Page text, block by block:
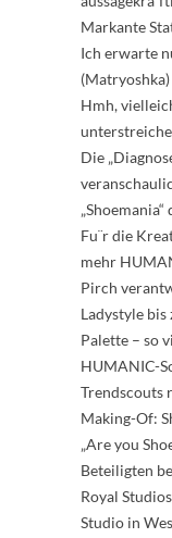
Markante
Ich erwarte
Hmh,
Die
Fu¨r die
mehr
Pirch
Ladystyle
Palette – so
HUMANIC-
Trendscouts
Making-Of:
„Are you
Beteiligten
Royal
Studio in